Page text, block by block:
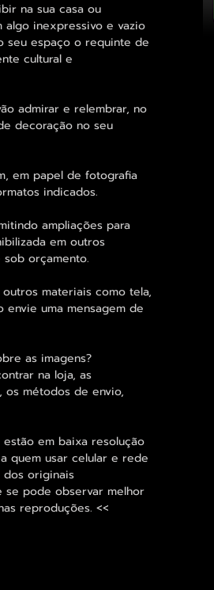
na sua casa ou
algo inexpressivo e vazio
seu espaço o requinte de
cultural e
admirar e relembrar, no
decoração no seu
em papel de fotografia
indicados.
ampliações para
em outros
orçamento.
materiais como tela,
envie uma mensagem de
as imagens?
na loja, as
os métodos de envio,
em baixa resolução
quem usar celular e rede
dos originais
se pode observar melhor
reproduções. <<